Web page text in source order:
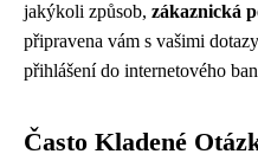
jakýkoli způsob, zákaznická
připravena vám s vašimi
přihlášení do internetového
Často Kladené